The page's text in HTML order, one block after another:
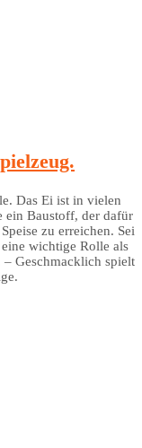
Das Ei ist in vielen
ein Baustoff, der dafür
zu erreichen. Sei
wichtige Rolle als
Geschmacklich spielt